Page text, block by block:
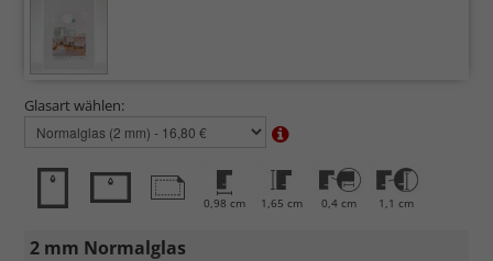
Glasart wählen:
0,98 cm 1,65 cm 0,4 cm 1,1 cm
2 mm Normalglas